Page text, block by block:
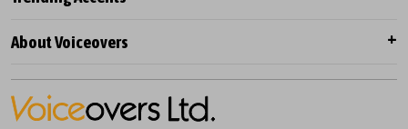
About Voiceovers